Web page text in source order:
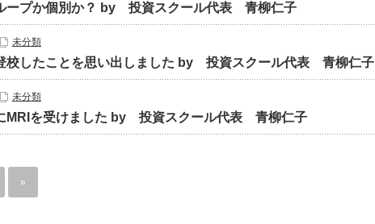
ープか個別か？ by 投資スクール代表 青柳仁子
未分類
校したことを思い出しました by 投資スクール代表 青柳仁子
未分類
MRIを受けました by 投資スクール代表 青柳仁子
»